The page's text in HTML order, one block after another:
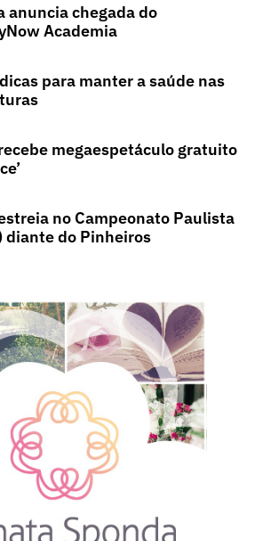
anuncia chegada do
Academia
para manter a saúde nas
megaespetáculo gratuito
no Campeonato Paulista
diante do Pinheiros